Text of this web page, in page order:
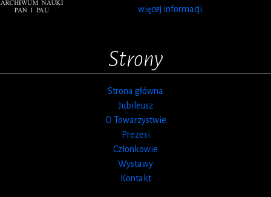
więcej informacji
Strony
Strona główna
Jubileusz
O Towarzystwie
Prezesi
Członkowie
Wystawy
Kontakt